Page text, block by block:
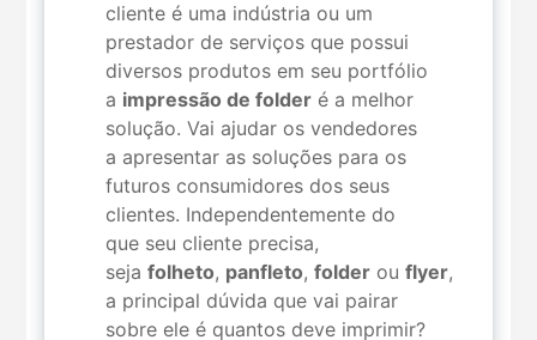
cliente é uma indústria ou um
prestador de serviços que possui
diversos produtos em seu portfólio
a impressão de folder é a melhor
solução. Vai ajudar os vendedores
a apresentar as soluções para os
futuros consumidores dos seus
clientes. Independentemente do
que seu cliente precisa,
sejafolheto, panfleto,folder ouflyer,
a principal dúvida que vai pairar
sobre ele é quantos deve imprimir?